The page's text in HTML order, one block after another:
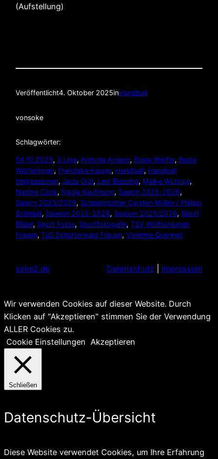
(Aufstellung)
Veröffentlicht4. Oktober 2025inHandball
vonsoke
Schlagwörter:
04.10.2025, 3.Liga, Antonia Amann, Beste Werfer, Beste
Werferinnen, Franziska Kaupp, Handball, Handball
Impressionen, Jade Oral, Leni Blessing, Maike Wohnus
Nadine Czok, Nadja Kaufmann, Saison 2025-2026
Saison 2025/2026, Schiedsrichter Carsten Müller / Philipp
Schmidt, Season 2025-2026, Season 2025/2026, Sport
Bilder, Sport Fotos, Sportfotogafie, TSV Wolfschlugen
Frauen, TuS Schutterwald Frauen, Vivienne Quennet
soke2.de Datenschutz Impressum
Wir verwenden Cookies auf dieser Website. Durch
Klicken auf "Akzeptieren" stimmen Sie der Verwendung
ALLER Cookies zu.
Cookie Einstellungen Akzeptieren
Schließen
Datenschutz-Übersicht
Diese Website verwendet Cookies, um Ihre Erfahrung